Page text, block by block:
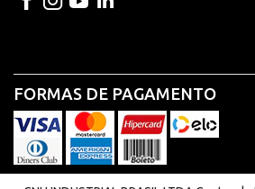
FORMAS DE PAGAMENTO